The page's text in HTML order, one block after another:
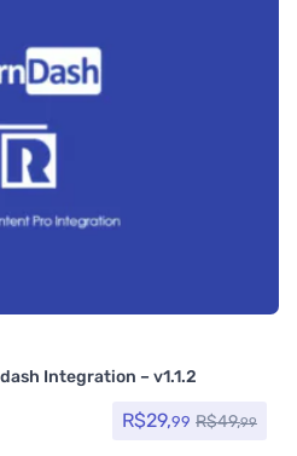
Integration – v1.1.2
R$29,99 R$49,99